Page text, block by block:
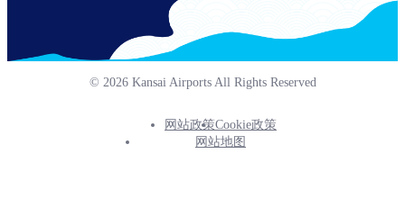
© 2026 Kansai Airports All Rights Reserved
Footer
网站政策Cookie政策
网站地图